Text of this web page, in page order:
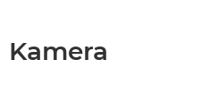
Kamera